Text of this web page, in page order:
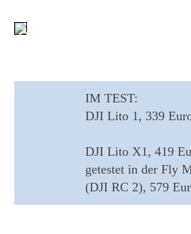
IM TEST:
DJI Lito 1, 339
DJI Lito X1, 419
getestet in der Fly
(DJI RC 2), 579